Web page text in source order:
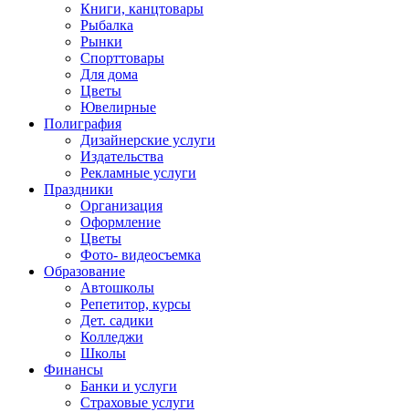
Книги, канцтовары
Рыбалка
Рынки
Спорттовары
Для дома
Цветы
Ювелирные
Полиграфия
Дизайнерские услуги
Издательства
Рекламные услуги
Праздники
Организация
Оформление
Цветы
Фото- видеосъемка
Образование
Автошколы
Репетитор, курсы
Дет. садики
Колледжи
Школы
Финансы
Банки и услуги
Страховые услуги